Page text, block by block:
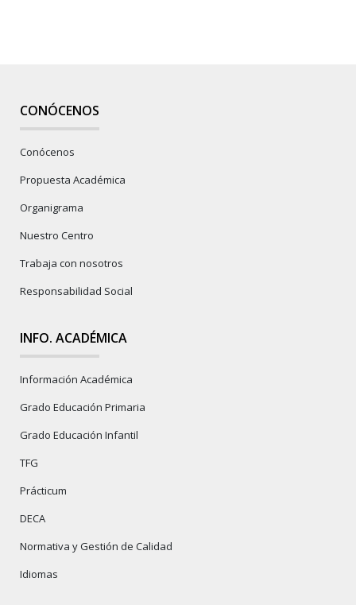
CONÓCENOS
Conócenos
Propuesta Académica
Organigrama
Nuestro Centro
Trabaja con nosotros
Responsabilidad Social
INFO. ACADÉMICA
Información Académica
Grado Educación Primaria
Grado Educación Infantil
TFG
Prácticum
DECA
Normativa y Gestión de Calidad
Idiomas